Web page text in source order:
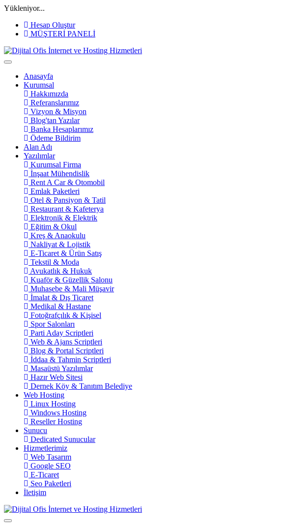
Yükleniyor...
Hesap Oluştur
MÜŞTERİ PANELİ
Anasayfa
Kurumsal
Hakkımızda
Referanslarımız
Vizyon & Misyon
Blog'tan Yazılar
Banka Hesaplarımız
Ödeme Bildirim
Alan Adı
Yazılımlar
Kurumsal Firma
İnşaat Mühendislik
Rent A Car & Otomobil
Emlak Paketleri
Otel & Pansiyon & Tatil
Restaurant & Kafeterya
Elektronik & Elektrik
Eğitim & Okul
Kreş & Anaokulu
Nakliyat & Lojistik
E-Ticaret & Ürün Satış
Tekstil & Moda
Avukatlık & Hukuk
Kuaför & Güzellik Salonu
Muhasebe & Mali Müşavir
İmalat & Dış Ticaret
Medikal & Hastane
Fotoğrafçılık & Kişisel
Spor Salonları
Parti Aday Scriptleri
Web & Ajans Scriptleri
Blog & Portal Scriptleri
İddaa & Tahmin Scriptleri
Masaüstü Yazılımlar
Hazır Web Sitesi
Dernek Köy & Tanıtım Belediye
Web Hosting
Linux Hosting
Windows Hosting
Reseller Hosting
Sunucu
Dedicated Sunucular
Hizmetlerimiz
Web Tasarım
Google SEO
E-Ticaret
Seo Paketleri
İletişim